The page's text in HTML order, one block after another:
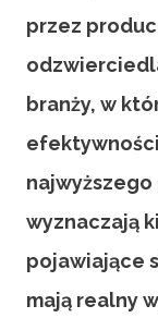
przez
branży, w
wyznaczają
pojawiające
mają realny